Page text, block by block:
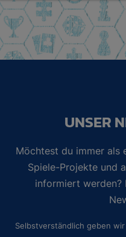
UNSER
Möchtest du immer als
Spiele-Projekte und
informiert werden?
Selbstverständlich geben